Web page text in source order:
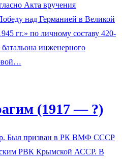
Акта вручения
над Германией в Великой
гг.» по личному составу 420-
батальона инженерного
(1917 — ?)
Был призван в РК ВМФ СССР
РВК Крымской АССР. В